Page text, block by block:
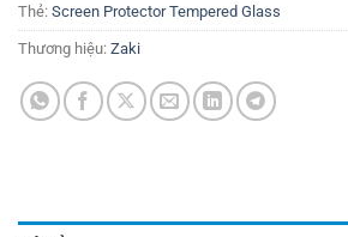
Thẻ: Screen Protector Tempered Glass
Thương hiệu: Zaki